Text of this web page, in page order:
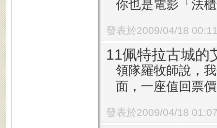
你也是電影「法
發表於2009/04/18
11佩特拉古城的
領隊羅牧師說，
面，一座值回票
發表於2009/04/18